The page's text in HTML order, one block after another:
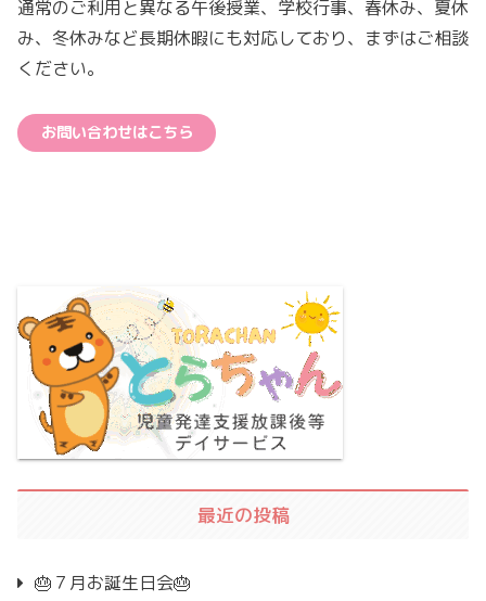
通常のご利用と異なる午後授業、学校行事、春休み、夏休
み、冬休みなど長期休暇にも対応しており、まずはご相談
ください。
お問い合わせはこちら
最近の投稿
🎂７月お誕生日会🎂